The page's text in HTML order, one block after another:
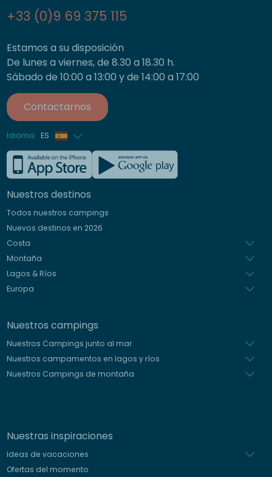
+33 (0)9 69 375 115
Estamos a su disposición
De lunes a viernes, de 8.30 a 18.30 h.
Sábado de 10:00 a 13:00 y de 14:00 a 17:00
Contactarnos
Idioma ES
Francés
Inglés
Alemán
Nuestros destinos
Todos nuestros campings
Nuevos destinos en 2026
Costa
Montaña
Lagos & Ríos
Europa
Nuestros campings
Nuestros Campings junto al mar
Nuestros campamentos en lagos y ríos
Nuestros Campings de montaña
Nuestras inspiraciones
Ideas de vacaciones
Ofertas del momento